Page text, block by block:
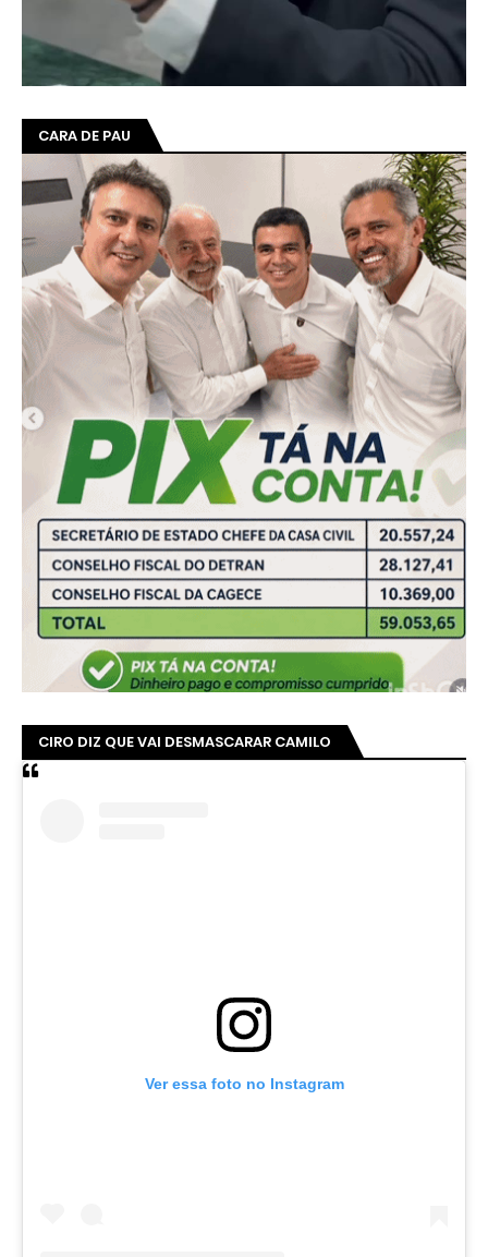
CARA DE PAU
CIRO DIZ QUE VAI DESMASCARAR CAMILO
Ver essa foto no Instagram